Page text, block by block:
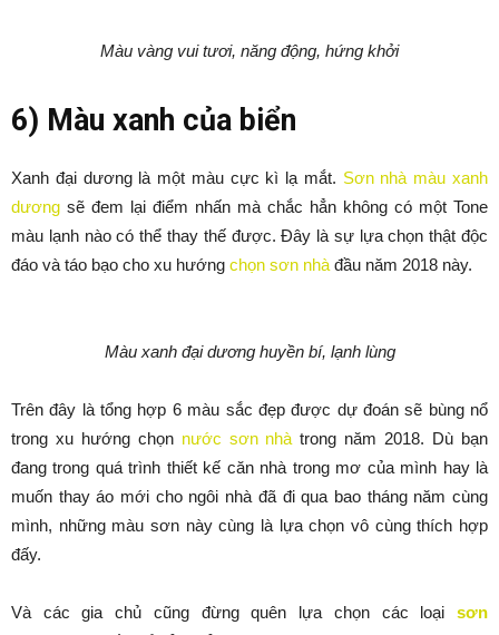
Màu vàng vui tươi, năng động, hứng khởi
6) Màu xanh của biển
Xanh đại dương là một màu cực kì lạ mắt. Sơn nhà màu xanh
dương sẽ đem lại điểm nhấn mà chắc hẳn không có một Tone
màu lạnh nào có thể thay thế được. Đây là sự lựa chọn thật độc
đáo và táo bạo cho xu hướng chọn sơn nhà đầu năm 2018 này.
Màu xanh đại dương huyền bí, lạnh lùng
Trên đây là tổng hợp 6 màu sắc đẹp được dự đoán sẽ bùng nổ
trong xu hướng chọn nước sơn nhà trong năm 2018. Dù bạn
đang trong quá trình thiết kế căn nhà trong mơ của mình hay là
muốn thay áo mới cho ngôi nhà đã đi qua bao tháng năm cùng
mình, những màu sơn này cùng là lựa chọn vô cùng thích hợp
đấy.
Và các gia chủ cũng đừng quên lựa chọn các loại sơn